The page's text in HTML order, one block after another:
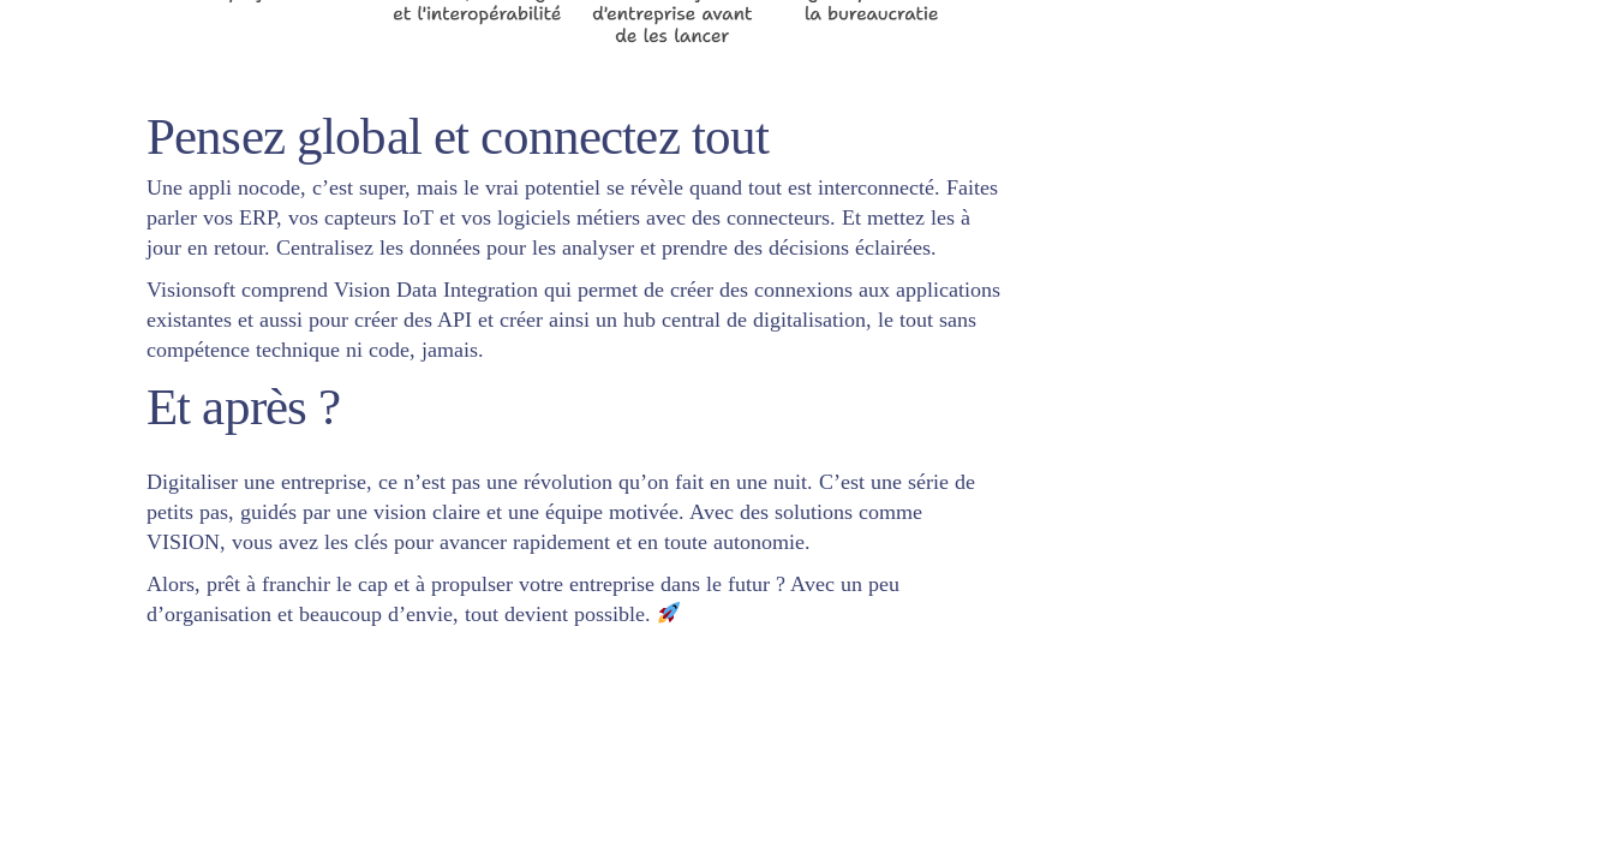
Pensez global et connectez tout
Une appli nocode, c’est super, mais le vrai potentiel se révèle quand tout est interconnecté. Faites
parler vos ERP, vos capteurs IoT et vos logiciels métiers avec des connecteurs. Et mettez les à
jour en retour. Centralisez les données pour les analyser et prendre des décisions éclairées.
Visionsoft comprend Vision Data Integration qui permet de créer des connexions aux applications
existantes et aussi pour créer des API et créer ainsi un hub central de digitalisation, le tout sans
compétence technique ni code, jamais.
Et après ?
Digitaliser une entreprise, ce n’est pas une révolution qu’on fait en une nuit. C’est une série de
petits pas, guidés par une vision claire et une équipe motivée. Avec des solutions comme
VISION, vous avez les clés pour avancer rapidement et en toute autonomie.
Alors, prêt à franchir le cap et à propulser votre entreprise dans le futur ? Avec un peu
d’organisation et beaucoup d’envie, tout devient possible.